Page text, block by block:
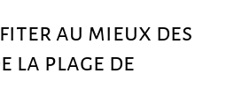
au mieux des
la plage de